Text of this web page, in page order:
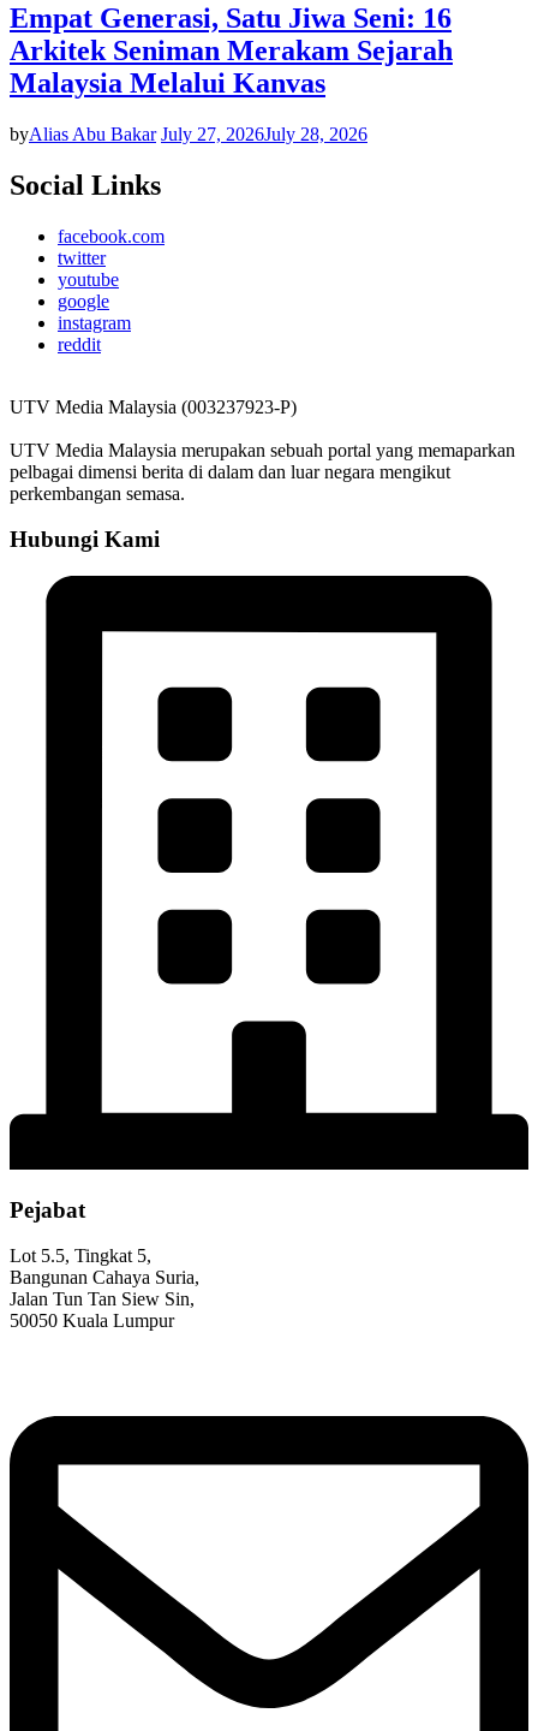
Empat Generasi, Satu Jiwa Seni: 16
Arkitek Seniman Merakam Sejarah
Malaysia Melalui Kanvas
byAlias Abu Bakar July 27, 2026July 28, 2026
Social Links
facebook.com
twitter
youtube
google
instagram
reddit
UTV Media Malaysia (003237923-P)
UTV Media Malaysia merupakan sebuah portal yang memaparkan
pelbagai dimensi berita di dalam dan luar negara mengikut
perkembangan semasa.
Hubungi Kami
Pejabat
Lot 5.5, Tingkat 5,
Bangunan Cahaya Suria,
Jalan Tun Tan Siew Sin,
50050 Kuala Lumpur